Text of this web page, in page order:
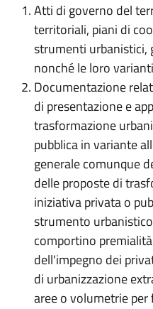
Atti di governo del
territoriali, piani di
strumenti urbanistici,
nonché le loro varianti
Documentazione
di presentazione e
trasformazione
pubblica in variante
generale comunque
delle proposte di
iniziativa privata o
strumento
comportino
dell'impegno dei
di urbanizzazione
aree o volumetrie